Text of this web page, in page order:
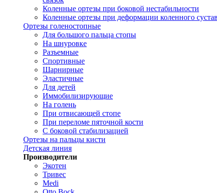
Коленные ортезы при боковой нестабильности
Коленные ортезы при деформации коленного
Ортезы голеностопные
Для большого пальца стопы
На шнуровке
Разъемные
Спортивные
Шарнирные
Эластичные
Для детей
Иммобилизирующие
На голень
При отвисающей стопе
При переломе пяточной кости
С боковой стабилизацией
Ортезы на пальцы кисти
Детская линия
Производители
Экотен
Тривес
Medi